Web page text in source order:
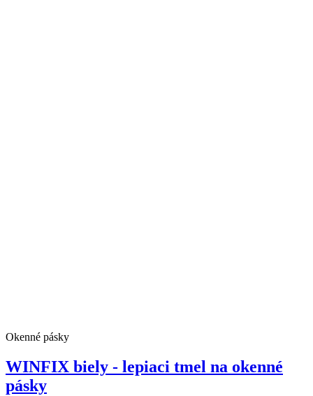
Okenné pásky
WINFIX biely - lepiaci tmel na okenné
pásky